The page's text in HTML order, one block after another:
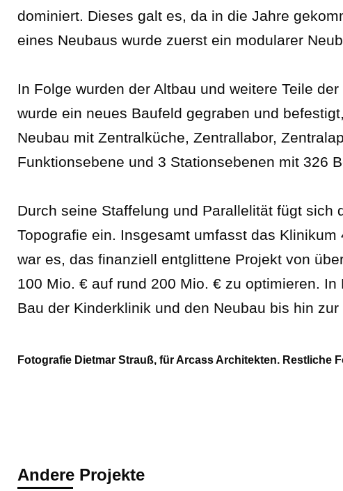
dominiert. Dieses galt es, da in die Jahre
eines Neubaus wurde zuerst ein modularer
In Folge wurden der Altbau und weitere Teile
wurde ein neues Baufeld gegraben und
Neubau mit Zentralküche, Zentrallabor,
Funktionsebene und 3 Stationsebenen mit 326
Durch seine Staffelung und Parallelität fügt sich
Topografie ein. Insgesamt umfasst das
war es, das finanziell entglittene Projekt von
100 Mio. € auf rund 200 Mio. € zu optimieren. In
Bau der Kinderklinik und den Neubau bis hin
Fotografie Dietmar Strauß, fürArcass Architekten. Restliche
Andere Projekte